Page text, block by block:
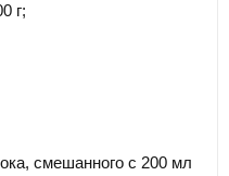
г;
смешанного с 200 мл